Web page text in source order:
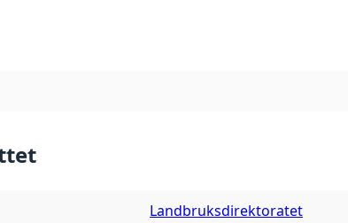
Landbruksdirektoratet